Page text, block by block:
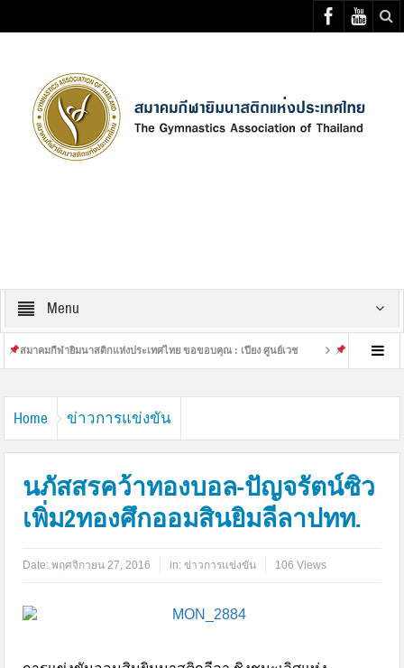
Menu
มกีฬายิมนาสติกแห่งประเทศไทย ขอขอบคุณ : เปียง ศูนย์เวช เสร็จสิ้นการฝึกซ้อม
Home ข่าวการแข่งขัน
นภัสสรคว้าทองบอล-ปัญจรัตน์ซิว
เพิ่ม2ทองศึกออมสินยิมลีลาปทท.
Date:พฤศจิกายน 27, 2016 in:ข่าวการแข่งขัน 106 Views